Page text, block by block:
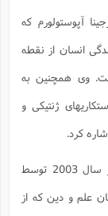
آپوستولورم که
انسان از نقطه
وی همچنین به
ژنتیکی و
کرد.
برنامه علم، الهیات و جستجوی هستی‌شناسی که در سال 2003 توسط
علم و دین که از